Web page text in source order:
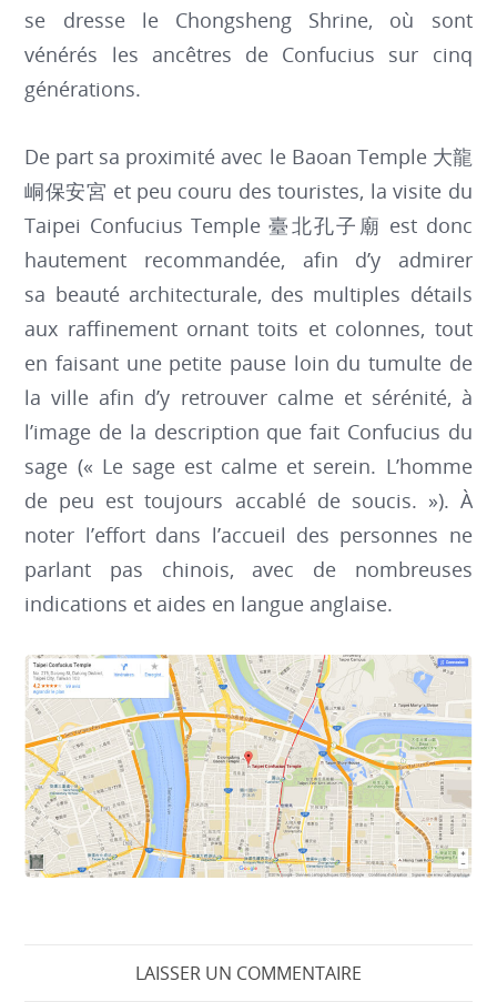
se dresse le Chongsheng Shrine, où sont
vénérés les ancêtres de Confucius sur cinq
générations.
De part sa proximité avec le Baoan Temple 大龍
峒保安宮 et peu couru des touristes, la visite du
Taipei Confucius Temple 臺北孔子廟 est donc
hautement recommandée, afin d’y admirer
sa beauté architecturale, des multiples détails
aux raffinement ornant toits et colonnes, tout
en faisant une petite pause loin du tumulte de
la ville afin d’y retrouver calme et sérénité, à
l’image de la description que fait Confucius du
sage (« Le sage est calme et serein. L’homme
de peu est toujours accablé de soucis. »). À
noter l’effort dans l’accueil des personnes ne
parlant pas chinois, avec de nombreuses
indications et aides en langue anglaise.
LAISSER UN COMMENTAIRE